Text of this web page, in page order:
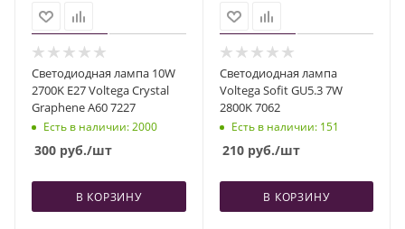
Светодиодная лампа 10W
2700K E27 Voltega Crystal
Graphene A60 7227
Есть в наличии: 2000
300 руб./шт
В КОРЗИНУ
Светодиодная лампа
Voltega Sofit GU5.3 7W
2800K 7062
Есть в наличии: 151
210руб./шт
В КОРЗИНУ